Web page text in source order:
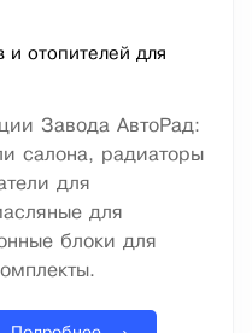
и отопителей для
Завода АвтоРад:
салона, радиаторы
для
для
блоки для